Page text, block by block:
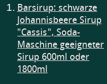
1. Barsirup: schwarze
Johannisbeere Sirup
"Cassis", Soda-
Maschine geeigneter
Sirup 600ml oder
1800ml